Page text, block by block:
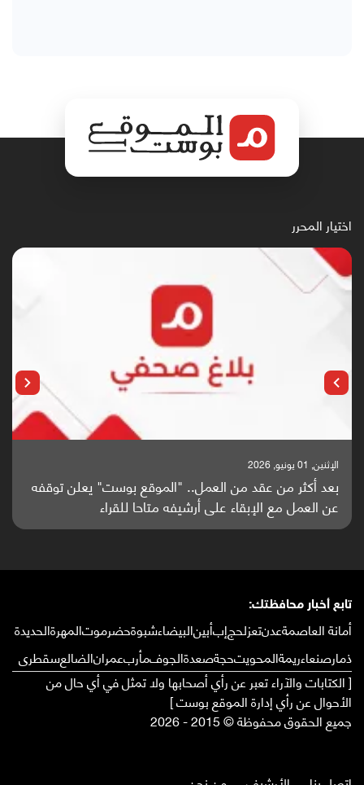
اختيار المحرر
الإثنين, 25 مايو, 2026
باحثون من اليمن يدخلون سباق أبحاث ألزهايمر بدراسة
واعدة منشورة عالميا (ترجمة)
تابع أخبار محافظتك:
أمانة العاصمةعدنتعزلحجإبأبينالبيضاءشبوةحضرموتالمهرةالحديدة
ذمارصنعاءريمةالمحويتحجةصعدةالجوفمأربعمرانالضالعسقطرى
[ الكتابات والآراء تعبر عن رأي أصحابها ولا تمثل في أي حال من
الأحوال عن رأي إدارة الموقع بوست ]
جميع الحقوق محفوظة © 2015 - 2026